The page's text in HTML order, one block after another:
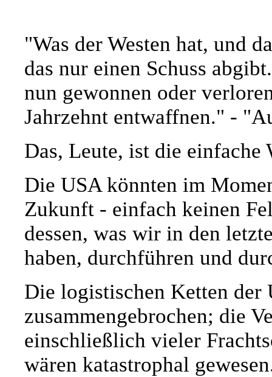
"Was der Westen hat, und
das nur einen Schuss
nun gewonnen oder
Jahrzehnt entwaffnen." -
Das, Leute, ist die einfache
Die USA könnten im
Zukunft - einfach keinen
dessen, was wir in den
haben, durchführen und
Die logistischen Ketten der
zusammengebrochen; die
einschließlich vieler
wären katastrophal